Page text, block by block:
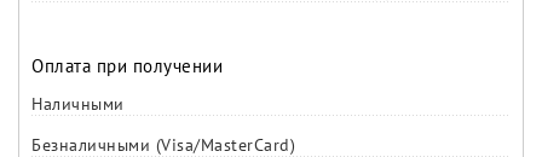
Оплата при получении
Наличными
Безналичными (Visa/MasterCard)